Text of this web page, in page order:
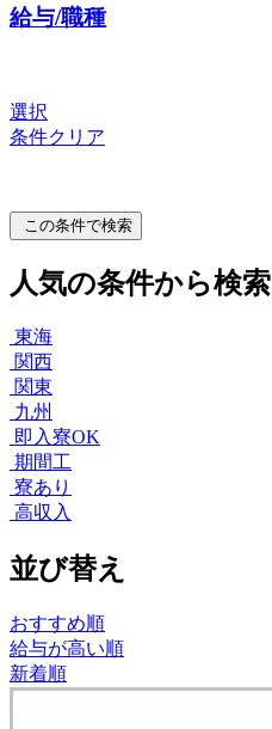
給与/職種
選択
条件クリア
この条件で検索
人気の条件から検索
東海
関西
関東
九州
即入寮OK
期間工
寮あり
高収入
並び替え
おすすめ順
給与が高い順
新着順